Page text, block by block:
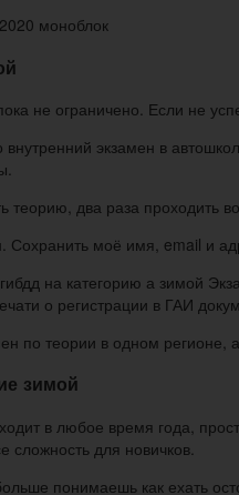
моноблок
не ограничено. Если не
экзамен в
теорию, два раза проходить
Сохранить моё имя, email и
на категорию а зимой
о регистрации в ГАИ
по теории в одном
зимой
в любое время года,
сложность для новичков.
понимаешь как ехать